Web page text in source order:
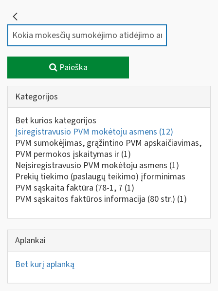
Paieška
Kategorijos
Bet kurios kategorijos
Įsiregistravusio PVM mokėtoju asmens (12)
PVM sumokėjimas, grąžintino PVM apskaičiavimas,
PVM permokos įskaitymas ir (1)
Neįsiregistravusio PVM mokėtoju asmens (1)
Prekių tiekimo (paslaugų teikimo) įforminimas
PVM sąskaita faktūra (78-1, 7 (1)
PVM sąskaitos faktūros informacija (80 str.) (1)
Aplankai
Bet kurį aplanką